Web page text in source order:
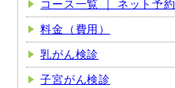
コース一覧 ｜ ネット予約
料金（費用）
乳がん検診
子宮がん検診